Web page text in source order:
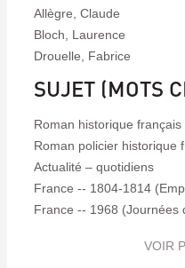
Allègre, Claude
Bloch, Laurence
Drouelle, Fabrice
SUJET (MOTS
Roman historique français
Roman policier historique
Actualité – quotidiens
France -- 1804-1814
France -- 1968 (Journées
VOIR